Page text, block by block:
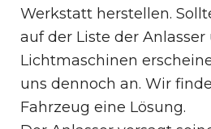
Werkstatt herstellen.
auf der Liste der Anlasser
Lichtmaschinen
uns dennoch an. Wir
Fahrzeug eine Lösung.